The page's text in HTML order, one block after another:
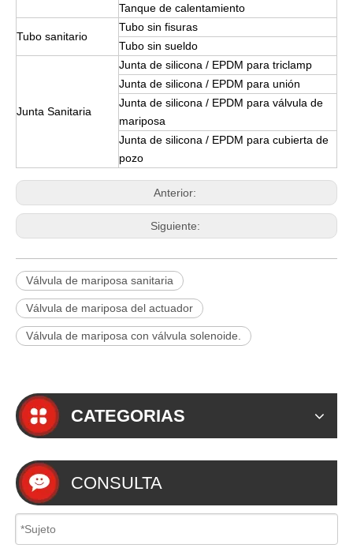
Tanque de calentamiento
Tubo sanitario
Tubo sin fisuras
Tubo sin sueldo
Junta Sanitaria
Junta de silicona / EPDM para triclamp
Junta de silicona / EPDM para unión
Junta de silicona / EPDM para válvula de
mariposa
Junta de silicona / EPDM para cubierta de
pozo
Anterior:
Siguiente:
Válvula de mariposa sanitaria
Válvula de mariposa del actuador
Válvula de mariposa con válvula solenoide.
CATEGORIAS
CONSULTA